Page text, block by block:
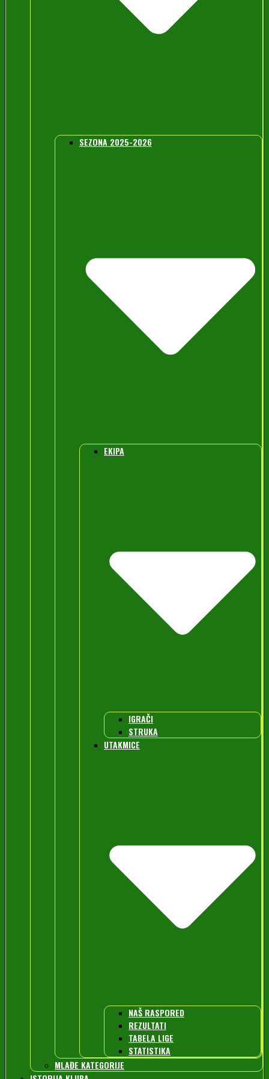
SEZONA 2025-2026
EKIPA
IGRAČI
STRUKA
UTAKMICE
NAŠ RASPORED
REZULTATI
TABELA LIGE
STATISTIKA
MLAĐE KATEGORIJE